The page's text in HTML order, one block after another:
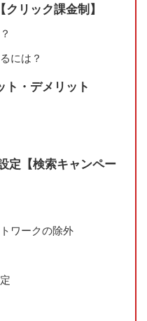
リック課金制】
には？
・デメリット
定【検索キャンペー
ワークの除外